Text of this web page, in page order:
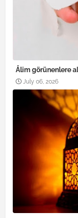
Âlim görünenlere
July 06, 2026